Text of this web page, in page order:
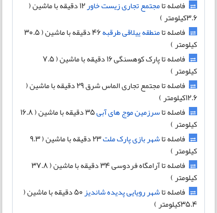
فاصله تامجتمع تجاری زیست خاور 12 دقیقه با ماشین (
3.6کیلومتر )
فاصله تامنطقه ییلاقی طرقبه 46 دقیقه با ماشین ( 30.5
کیلومتر )
فاصله تا پارک کوهسنگی 16 دقیقه با ماشین ( 7.5
کیلومتر )
فاصله تا مجتمع تجاری الماس شرق 29 دقیقه با ماشین (
12.6کیلومتر )
فاصله تاسرزمین موج های آبی 35 دقیقه با ماشین ( 16.8
کیلومتر )
فاصله تاشهر بازی پارک ملت 23 دقیقه با ماشین ( 9.3
کیلومتر )
فاصله تا آرامگاه فردوسی 34 دقیقه با ماشین ( 37.8
کیلومتر )
فاصله تاشهر رویایی پدیده شاندیز 50 دقیقه با ماشین (
35.4کیلومتر )